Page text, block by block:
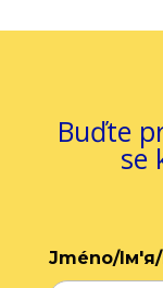
Buďte
se
Jméno/